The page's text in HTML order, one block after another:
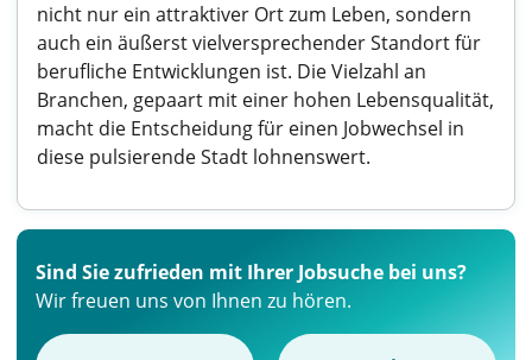
nicht nur ein attraktiver Ort zum Leben, sondern
auch ein äußerst vielversprechender Standort für
berufliche Entwicklungen ist. Die Vielzahl an
Branchen, gepaart mit einer hohen Lebensqualität,
macht die Entscheidung für einen Jobwechsel in
diese pulsierende Stadt lohnenswert.
Sind Sie zufrieden mit Ihrer Jobsuche bei uns?
Wir freuen uns von Ihnen zu hören.